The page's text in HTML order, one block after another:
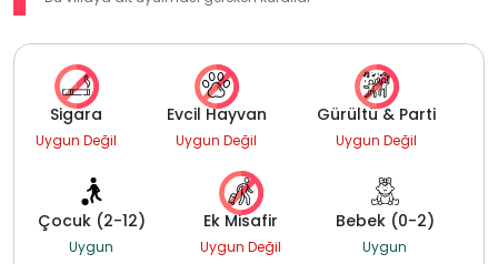
Sigara
Uygun Değil
Evcil Hayvan
Uygun Değil
Gürültü & Parti
Uygun Değil
Çocuk (2-12)
Uygun
Ek Misafir
Uygun Değil
Bebek (0-2)
Uygun